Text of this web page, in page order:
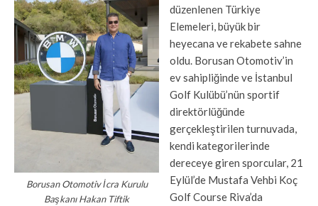
Borusan Otomotiv İcra Kurulu
Başkanı Hakan Tiftik
düzenlenen Türkiye
Elemeleri, büyük bir
heyecana ve rekabete sahne
oldu. Borusan Otomotiv’in
ev sahipliğinde ve İstanbul
Golf Kulübü’nün sportif
direktörlüğünde
gerçekleştirilen turnuvada,
kendi kategorilerinde
dereceye giren sporcular, 21
Eylül’de Mustafa Vehbi Koç
Golf Course Riva’da